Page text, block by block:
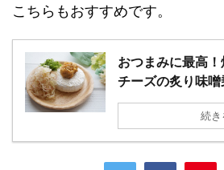
こちらもおすすめです。
おつまみに最高
チーズの炙り味噌
続き